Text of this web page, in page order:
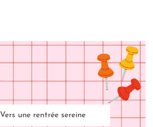
Vers une rentrée sereine